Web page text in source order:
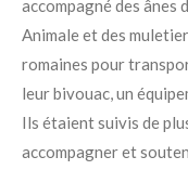
accompagné des
Animale et des
romaines pour
leur bivouac, un
Ils étaient suivis de
accompagner et